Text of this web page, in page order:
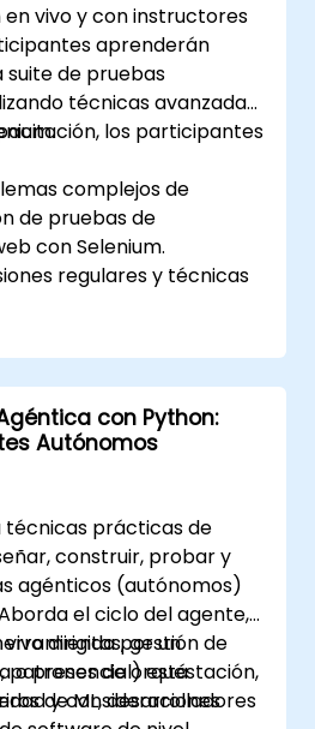
vivo y con instructores
aprenderán
de pruebas
técnicas avanzadas
los participantes
complejos de
de pruebas de
con Selenium.
regulares y técnicas
que detienen la
pruebas.
web de manera
dinámicamente desde
con Selenium Grid.
con Python:
Autónomos
técnicas prácticas de
construir, probar y
agénticos (autónomos)
el ciclo del agente,
gestión de
patrones de orquestación,
y consideraciones
dirigida por un
o presencial) está
de ML, desarrolladores